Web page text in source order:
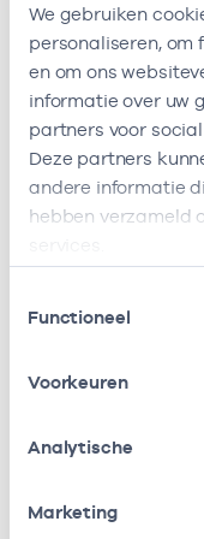
We gebruiken
personaliseren, om
en om ons
informatie over uw
partners voor
Deze partners
andere informatie
hebben verzameld
Functioneel
Voorkeuren
Analytische
Marketing
Deze
Zoakman
Bij deze
zorgverleners
Zoakman
Deze